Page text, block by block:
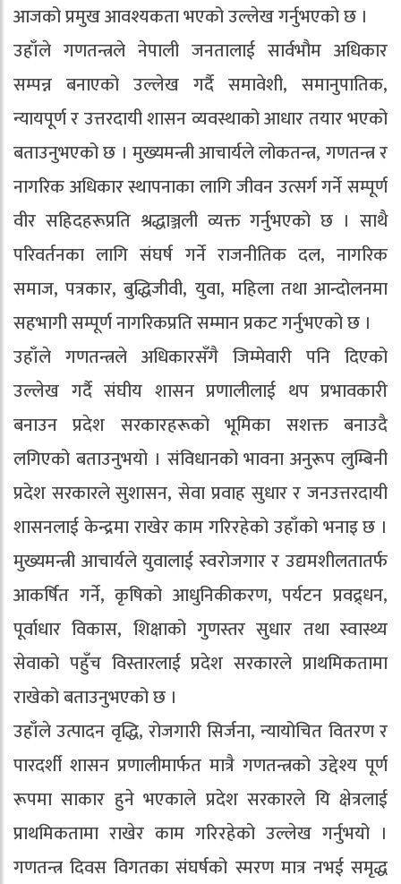
आजको प्रमुख आवश्यकता भएको उल्लेख गर्नुभएको छ ।
उहाँले गणतन्त्रले नेपाली जनतालाई सार्वभौम अधिकार
सम्पन्न बनाएको उल्लेख गर्दै समावेशी, समानुपातिक,
न्यायपूर्ण र उत्तरदायी शासन व्यवस्थाको आधार तयार भएको
बताउनुभएको छ । मुख्यमन्त्री आचार्यले लोकतन्त्र, गणतन्त्र र
नागरिक अधिकार स्थापनाका लागि जीवन उत्सर्ग गर्ने सम्पूर्ण
वीर सहिदहरूप्रति श्रद्धाञ्जली व्यक्त गर्नुभएको छ । साथै
परिवर्तनका लागि संघर्ष गर्ने राजनीतिक दल, नागरिक
समाज, पत्रकार, बुद्धिजीवी, युवा, महिला तथा आन्दोलनमा
सहभागी सम्पूर्ण नागरिकप्रति सम्मान प्रकट गर्नुभएको छ ।
उहाँले गणतन्त्रले अधिकारसँगै जिम्मेवारी पनि दिएको
उल्लेख गर्दै संघीय शासन प्रणालीलाई थप प्रभावकारी
बनाउन प्रदेश सरकारहरूको भूमिका सशक्त बनाउदै
लगिएको बताउनुभयो । संविधानको भावना अनुरूप लुम्बिनी
प्रदेश सरकारले सुशासन, सेवा प्रवाह सुधार र जनउत्तरदायी
शासनलाई केन्द्रमा राखेर काम गरिरहेको उहाँको भनाइ छ ।
मुख्यमन्त्री आचार्यले युवालाई स्वरोजगार र उद्यमशीलतातर्फ
आकर्षित गर्ने, कृषिको आधुनिकीकरण, पर्यटन प्रवद्र्धन,
पूर्वाधार विकास, शिक्षाको गुणस्तर सुधार तथा स्वास्थ्य
सेवाको पहुँच विस्तारलाई प्रदेश सरकारले प्राथमिकतामा
राखेको बताउनुभएको छ ।
उहाँले उत्पादन वृद्धि, रोजगारी सिर्जना, न्यायोचित वितरण र
पारदर्शी शासन प्रणालीमार्फत मात्रै गणतन्त्रको उद्देश्य पूर्ण
रूपमा साकार हुने भएकाले प्रदेश सरकारले यि क्षेत्रलाई
प्राथमिकतामा राखेर काम गरिरहेको उल्लेख गर्नुभयो ।
गणतन्त्र दिवस विगतका संघर्षको स्मरण मात्र नभई समृद्ध